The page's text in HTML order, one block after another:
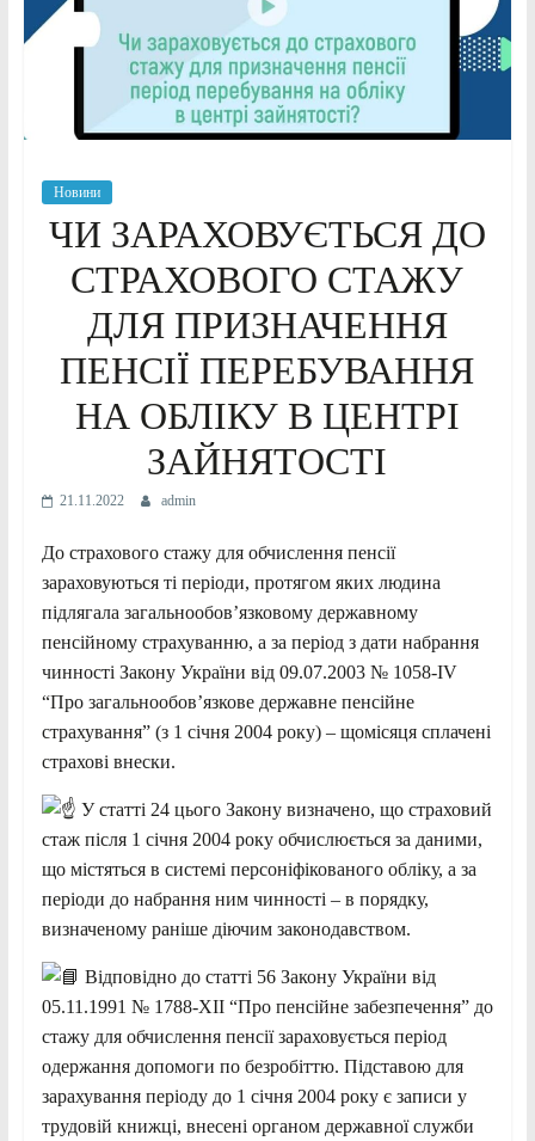
Новини
ЧИ ЗАРАХОВУЄТЬСЯ ДО
СТРАХОВОГО СТАЖУ
ДЛЯ ПРИЗНАЧЕННЯ
ПЕНСІЇ ПЕРЕБУВАННЯ
НА ОБЛІКУ В ЦЕНТРІ
ЗАЙНЯТОСТІ
21.11.2022 admin
До страхового стажу для обчислення пенсії
зараховуються ті періоди, протягом яких людина
підлягала загальнообов’язковому державному
пенсійному страхуванню, а за період з дати набрання
чинності Закону України від 09.07.2003 № 1058-IV
“Про загальнообов’язкове державне пенсійне
страхування” (з 1 січня 2004 року) – щомісяця сплачені
страхові внески.
У статті 24 цього Закону визначено, що страховий
стаж після 1 січня 2004 року обчислюється за даними,
що містяться в системі персоніфікованого обліку, а за
періоди до набрання ним чинності – в порядку,
визначеному раніше діючим законодавством.
Відповідно до статті 56 Закону України від
05.11.1991 № 1788-XII “Про пенсійне забезпечення” до
стажу для обчислення пенсії зараховується період
одержання допомоги по безробіттю. Підставою для
зарахування періоду до 1 січня 2004 року є записи у
трудовій книжці, внесені органом державної служби